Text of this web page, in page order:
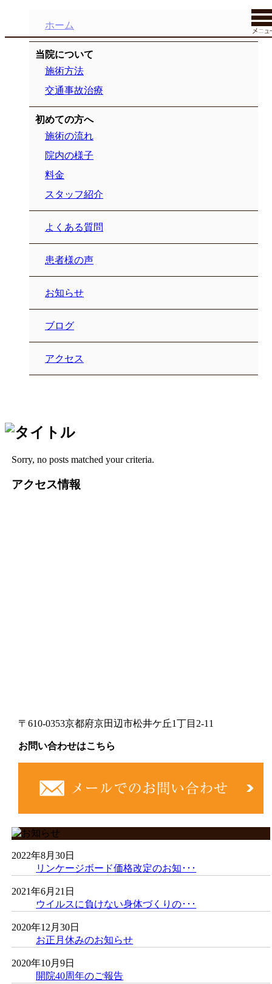
ホーム
当院について
施術方法
交通事故治療
初めての方へ
施術の流れ
院内の様子
料金
スタッフ紹介
よくある質問
患者様の声
お知らせ
ブログ
アクセス
Sorry, no posts matched your criteria.
アクセス情報
〒610-0353京都府京田辺市松井ケ丘1丁目2-11
お問い合わせはこちら
2022年8月30日
リンケージボード価格改定のお知･･･
2021年6月21日
ウイルスに負けない身体づくりの･･･
2020年12月30日
お正月休みのお知らせ
2020年10月9日
開院40周年のご報告